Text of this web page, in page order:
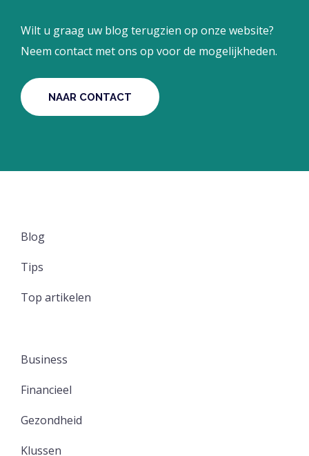
Blog
Tips
Top artikelen
Business
Financieel
Gezondheid
Klussen
Wilt u graag uw blog terugzien op onze website?
Neem contact met ons op voor de mogelijkheden.
NAAR CONTACT